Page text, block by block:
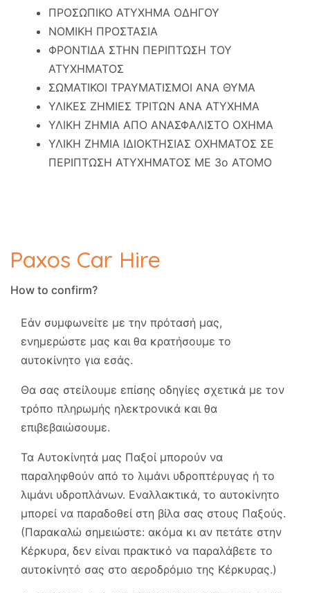
ΠΡΟΣΩΠΙΚΟ ΑΤΥΧΗΜΑ ΟΔΗΓΟΥ
ΝΟΜΙΚΗ ΠΡΟΣΤΑΣΙΑ
ΦΡΟΝΤΙΔΑ ΣΤΗΝ ΠΕΡΙΠΤΩΣΗ ΤΟΥ
ΑΤΥΧΗΜΑΤΟΣ
ΣΩΜΑΤΙΚΟΙ ΤΡΑΥΜΑΤΙΣΜΟΙ ΑΝΑ ΘΥΜΑ
ΥΛΙΚΕΣ ΖΗΜΙΕΣ ΤΡΙΤΩΝ ΑΝΑ ΑΤΥΧΗΜΑ
ΥΛΙΚΗ ΖΗΜΙΑ ΑΠΟ ΑΝΑΣΦΑΛΙΣΤΟ ΟΧΗΜΑ
ΥΛΙΚΗ ΖΗΜΙΑ ΙΔΙΟΚΤΗΣΙΑΣ ΟΧΗΜΑΤΟΣ ΣΕ
ΠΕΡΙΠΤΩΣΗ ΑΤΥΧΗΜΑΤΟΣ ΜΕ 3ο ΑΤΟΜΟ
Paxos Car Hire
How to confirm?
Εάν συμφωνείτε με την πρότασή μας,
ενημερώστε μας και θα κρατήσουμε το
αυτοκίνητο για εσάς.
Θα σας στείλουμε επίσης οδηγίες σχετικά με τον
τρόπο πληρωμής ηλεκτρονικά και θα
επιβεβαιώσουμε.
Τα Αυτοκίνητά μας Παξοί μπορούν να
παραληφθούν από το λιμάνι υδροπτέρυγας ή το
λιμάνι υδροπλάνων. Εναλλακτικά, το αυτοκίνητο
μπορεί να παραδοθεί στη βίλα σας στους Παξούς.
(Παρακαλώ σημειώστε: ακόμα κι αν πετάτε στην
Κέρκυρα, δεν είναι πρακτικό να παραλάβετε το
αυτοκίνητό σας στο αεροδρόμιο της Κέρκυρας.)